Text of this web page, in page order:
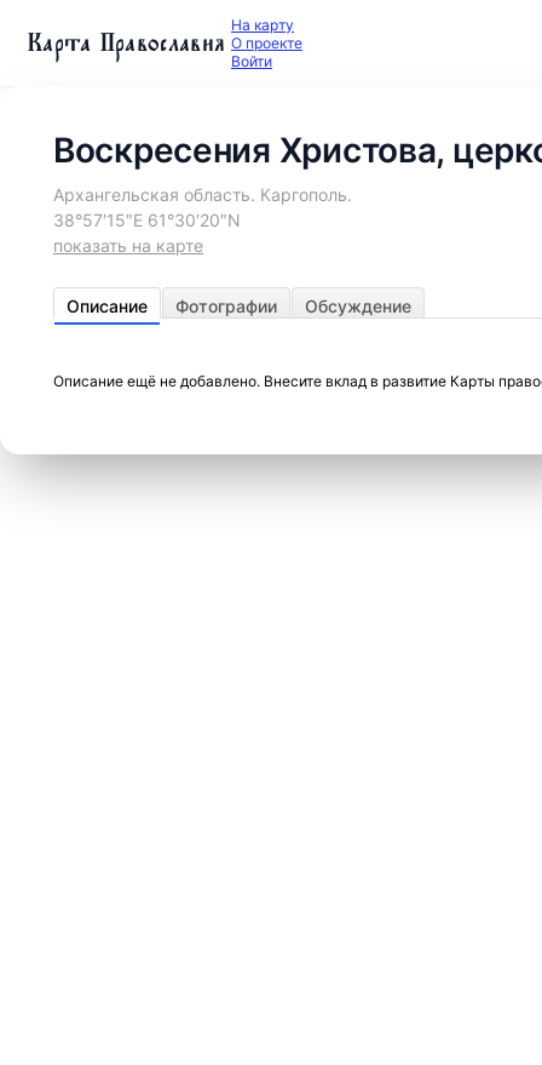
Карта Православия На карту
О проекте
Войти
Воскресения Христова,
Архангельская область. Каргополь.
38°57′15″E 61°30′20″N
показать на карте
Описание Фотографии Обсуждение
Описание ещё не добавлено. Внесите вклад в развитие Карты